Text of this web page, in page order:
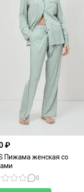
₽
Пижама женская со
0